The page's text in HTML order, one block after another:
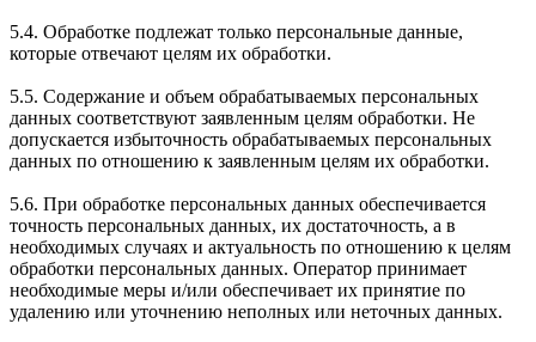
5.4. Обработке подлежат только персональные данные,
которые отвечают целям их обработки.
5.5. Содержание и объем обрабатываемых персональных
данных соответствуют заявленным целям обработки. Не
допускается избыточность обрабатываемых персональных
данных по отношению к заявленным целям их обработки.
5.6. При обработке персональных данных обеспечивается
точность персональных данных, их достаточность, а в
необходимых случаях и актуальность по отношению к целям
обработки персональных данных. Оператор принимает
необходимые меры и/или обеспечивает их принятие по
удалению или уточнению неполных или неточных данных.